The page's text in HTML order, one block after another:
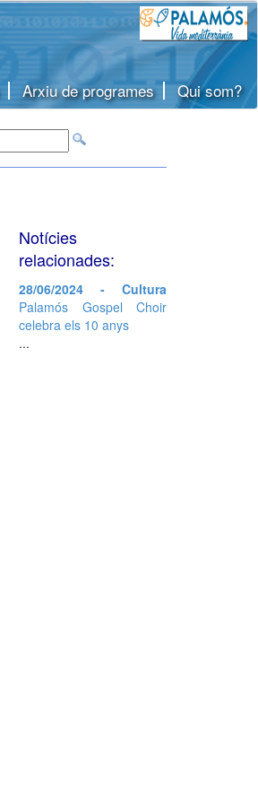
Arxiu de programes Qui som?
Notícies
relacionades:
28/06/2024 - Cultura
Palamós Gospel Choir
celebra els 10 anys
...